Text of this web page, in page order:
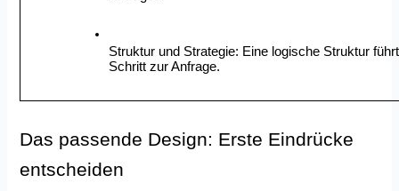
Struktur und Strategie: Eine logische Struktur
Schritt zur Anfrage.
Das passende Design: Erste Eindrücke
entscheiden